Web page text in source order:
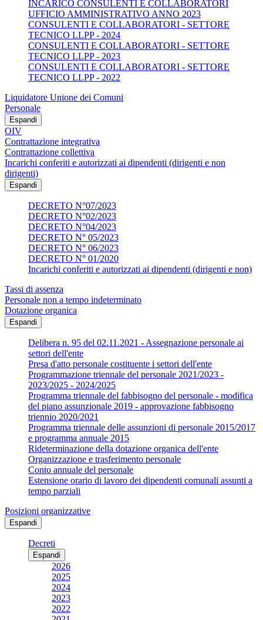
INCARICO CONSULENTI E COLLABORATORI
UFFICIO AMMINISTRATIVO ANNO 2023
CONSULENTI E COLLABORATORI - SETTORE
TECNICO LLPP - 2024
CONSULENTI E COLLABORATORI - SETTORE
TECNICO LLPP - 2023
CONSULENTI E COLLABORATORI - SETTORE
TECNICO LLPP - 2022
Liquidatore Unione dei Comuni
Personale
Espandi
OIV
Contrattazione integrativa
Contrattazione collettiva
Incarichi conferiti e autorizzati ai dipendenti (dirigenti e non
dirigenti)
Espandi
DECRETO N°07/2023
DECRETO N°02/2023
DECRETO N°04/2023
DECRETO N° 05/2023
DECRETO N° 06/2023
DECRETO N° 01/2020
Incarichi conferiti e autorizzati ai dipendenti (dirigenti e non)
Tassi di assenza
Personale non a tempo indeterminato
Dotazione organica
Espandi
Delibera n. 95 del 02.11.2021 - Assegnazione personale ai
settori dell'ente
Presa d'atto personale costituente i settori dell'ente
Programmazione triennale del personale 2021/2023 -
2023/2025 - 2024/2025
Programma triennale del fabbisogno del personale - modifica
del piano assunzionale 2019 - approvazione fabbisogno
triennio 2020/2021
Programma triennale delle assunzioni di personale 2015/2017
e programma annuale 2015
Rideterminazione della dotazione organica dell'ente
Organizzazione e trasferimento personale
Conto annuale del personale
Estensione orario di lavoro dei dipendenti comunali assunti a
tempo parziali
Posizioni organizzative
Espandi
Decreti
Espandi
2026
2025
2024
2023
2022